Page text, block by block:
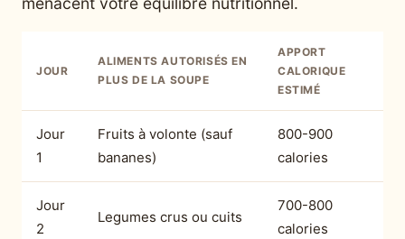
JOUR
ALIMENTS AUTORISÉS EN
PLUS DE LA SOUPE
APPORT
CALORIQUE
ESTIMÉ
Jour
1
Fruits à volonte (sauf
bananes)
800-900
calories
Jour
2
Legumes crus ou cuits
700-800
calories